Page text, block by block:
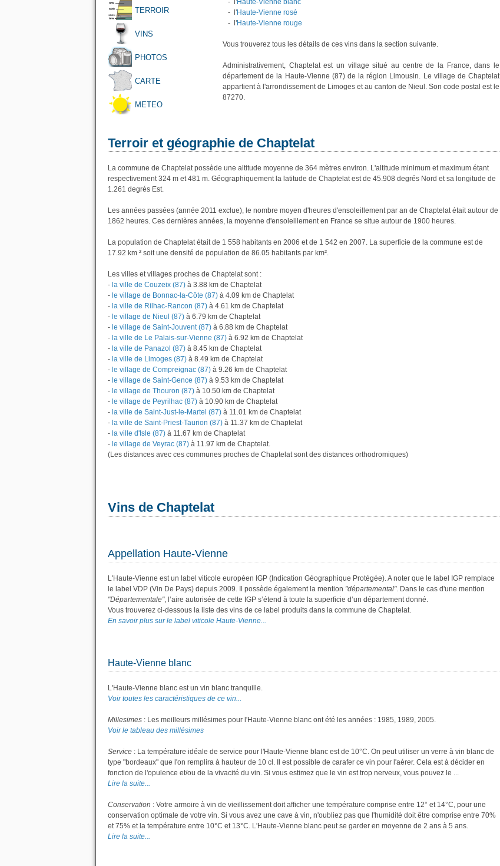
TERROIR
VINS
PHOTOS
CARTE
METEO
- l'Haute-Vienne blanc
- l'Haute-Vienne rosé
- l'Haute-Vienne rouge
Vous trouverez tous les détails de ces vins dans la section suivante.
Administrativement, Chaptelat est un village situé au centre de la France, dans le
département de la Haute-Vienne (87) de la région Limousin. Le village de Chaptelat
appartient à l'arrondissement de Limoges et au canton de Nieul. Son code postal est le
87270.
Terroir et géographie de Chaptelat
La commune de Chaptelat possède une altitude moyenne de 364 mètres environ. L'altitude minimum et maximum étant
respectivement 324 m et 481 m. Géographiquement la latitude de Chaptelat est de 45.908 degrés Nord et sa longitude de
1.261 degrés Est.
Les années passées (année 2011 exclue), le nombre moyen d'heures d'ensoleillement par an de Chaptelat était autour de
1862 heures. Ces dernières années, la moyenne d'ensoleillement en France se situe autour de 1900 heures.
La population de Chaptelat était de 1 558 habitants en 2006 et de 1 542 en 2007. La superficie de la commune est de
17.92 km ² soit une densité de population de 86.05 habitants par km².
Les villes et villages proches de Chaptelat sont :
- la ville de Couzeix (87) à 3.88 km de Chaptelat
- le village de Bonnac-la-Côte (87) à 4.09 km de Chaptelat
- la ville de Rilhac-Rancon (87) à 4.61 km de Chaptelat
- le village de Nieul (87) à 6.79 km de Chaptelat
- le village de Saint-Jouvent (87) à 6.88 km de Chaptelat
- la ville de Le Palais-sur-Vienne (87) à 6.92 km de Chaptelat
- la ville de Panazol (87) à 8.45 km de Chaptelat
- la ville de Limoges (87) à 8.49 km de Chaptelat
- le village de Compreignac (87) à 9.26 km de Chaptelat
- le village de Saint-Gence (87) à 9.53 km de Chaptelat
- le village de Thouron (87) à 10.50 km de Chaptelat
- le village de Peyrilhac (87) à 10.90 km de Chaptelat
- la ville de Saint-Just-le-Martel (87) à 11.01 km de Chaptelat
- la ville de Saint-Priest-Taurion (87) à 11.37 km de Chaptelat
- la ville d'Isle (87) à 11.67 km de Chaptelat
- le village de Veyrac (87) à 11.97 km de Chaptelat.
(Les distances avec ces communes proches de Chaptelat sont des distances orthodromiques)
Vins de Chaptelat
Appellation Haute-Vienne
L'Haute-Vienne est un label viticole européen IGP (Indication Géographique Protégée). A noter que le label IGP remplace
le label VDP (Vin De Pays) depuis 2009. Il possède également la mention "départemental". Dans le cas d'une mention
"Départementale", l’aire autorisée de cette IGP s’étend à toute la superficie d’un département donné.
Vous trouverez ci-dessous la liste des vins de ce label produits dans la commune de Chaptelat.
En savoir plus sur le label viticole Haute-Vienne...
Haute-Vienne blanc
L'Haute-Vienne blanc est un vin blanc tranquille.
Voir toutes les caractéristiques de ce vin...
Millesimes : Les meilleurs millésimes pour l'Haute-Vienne blanc ont été les années : 1985, 1989, 2005.
Voir le tableau des millésimes
Service : La température idéale de service pour l'Haute-Vienne blanc est de 10°C. On peut utiliser un verre à vin blanc de
type "bordeaux" que l'on remplira à hauteur de 10 cl. Il est possible de carafer ce vin pour l'aérer. Cela est à décider en
fonction de l'opulence et/ou de la vivacité du vin. Si vous estimez que le vin est trop nerveux, vous pouvez le ...
Lire la suite...
Conservation : Votre armoire à vin de vieillissement doit afficher une température comprise entre 12° et 14°C, pour une
conservation optimale de votre vin. Si vous avez une cave à vin, n'oubliez pas que l'humidité doit être comprise entre 70%
et 75% et la température entre 10°C et 13°C. L'Haute-Vienne blanc peut se garder en moyenne de 2 ans à 5 ans.
Lire la suite...